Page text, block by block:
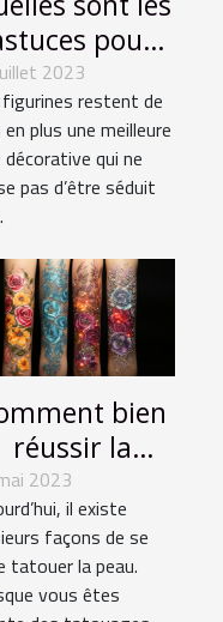
pour
faire un
choix
figurine ?
2023
restent de
plus une meilleure
décorative qui ne
pas d’être séduit
bien
réussir la
de
tatouages à
paillettes ?
2023
il existe
façons de se
tatouer la peau.
vous êtes